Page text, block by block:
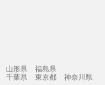
山形県
福島県
千葉県 東京都
神奈川県